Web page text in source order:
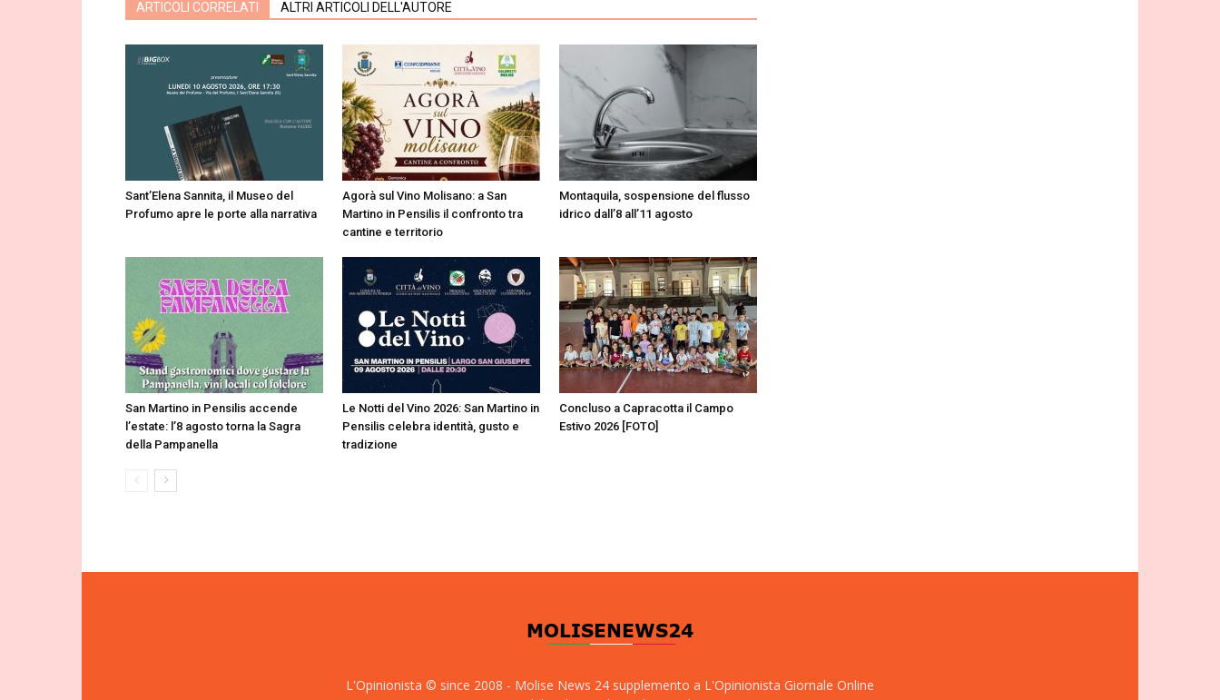
ARTICOLI CORRELATI ALTRI ARTICOLI DELL'AUTORE
Sant’Elena Sannita, il Museo del
Profumo apre le porte alla narrativa
Agorà sul Vino Molisano: a San
Martino in Pensilis il confronto tra
cantine e territorio
Montaquila, sospensione del flusso
idrico dall’8 all’11 agosto
San Martino in Pensilis accende
l’estate: l’8 agosto torna la Sagra
della Pampanella
Le Notti del Vino 2026: San Martino in
Pensilis celebra identità, gusto e
tradizione
Concluso a Capracotta il Campo
Estivo 2026 [FOTO]
L'Opinionista © since 2008 - Molise News 24 supplemento a L'Opinionista Giornale Online